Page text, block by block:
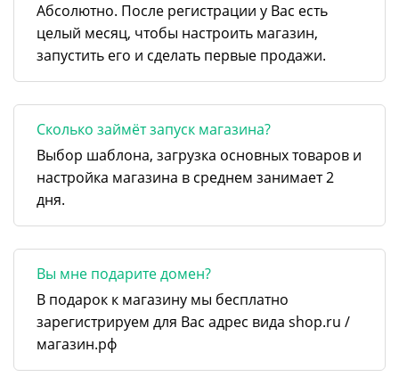
Абсолютно. После регистрации у Вас есть
целый месяц, чтобы настроить магазин,
запустить его и сделать первые продажи.
Сколько займёт запуск магазина?
Выбор шаблона, загрузка основных товаров и
настройка магазина в среднем занимает 2
дня.
Вы мне подарите домен?
В подарок к магазину мы бесплатно
зарегистрируем для Вас адрес вида shop.ru /
магазин.рф